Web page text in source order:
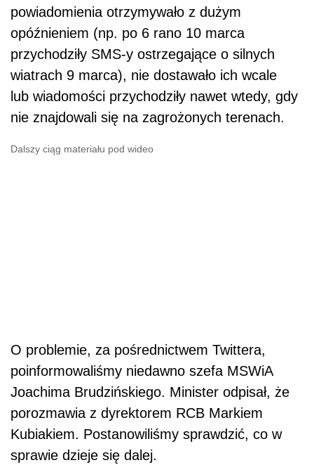
powiadomienia otrzymywało z dużym
opóźnieniem (np. po 6 rano 10 marca
przychodziły SMS-y ostrzegające o silnych
wiatrach 9 marca), nie dostawało ich wcale
lub wiadomości przychodziły nawet wtedy, gdy
nie znajdowali się na zagrożonych terenach.
Dalszy ciąg materiału pod wideo
O problemie, za pośrednictwem Twittera,
poinformowaliśmy niedawno szefa MSWiA
Joachima Brudzińskiego. Minister odpisał, że
porozmawia z dyrektorem RCB Markiem
Kubiakiem. Postanowiliśmy sprawdzić, co w
sprawie dzieje się dalej.